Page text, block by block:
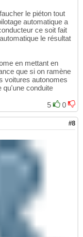
le piéton tout
automatique a
ce soit fait
le résultat
en mettant en
que si on ramène
voitures autonomes
qu'une conduite
5
0
#8